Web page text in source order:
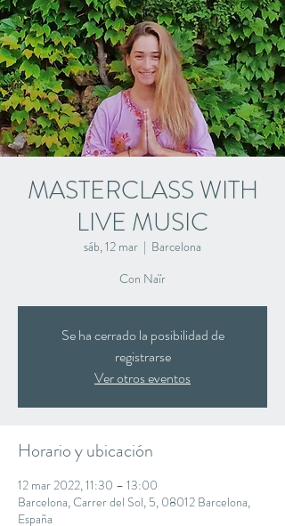
MASTERCLASS WITH
LIVE MUSIC
sáb, 12 mar
  |
Barcelona
Con Naïr
Se ha cerrado la posibilidad de
registrarse
Ver otros eventos
Horario y ubicación
12 mar 2022, 11:30 – 13:00
Barcelona, Carrer del Sol, 5, 08012 Barcelona,
España